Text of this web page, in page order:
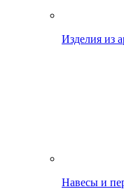
Изделия из
Навесы и